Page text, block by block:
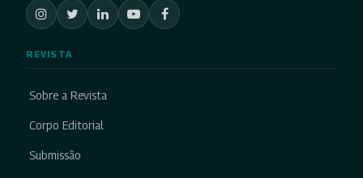
REVISTA
Sobre a Revista
Corpo Editorial
Submissão